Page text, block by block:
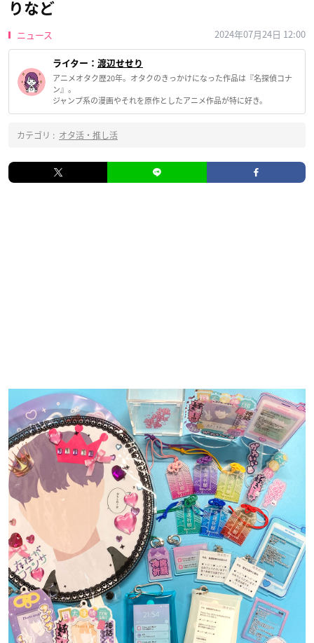
りなど
ニュース 2024年07月24日 12:00
ライター： 渡辺せせり
アニメオタク歴20年。オタクのきっかけになった作品は『名探偵コナ
ン』。
ジャンプ系の漫画やそれを原作としたアニメ作品が特に好き。
カテゴリ : オタ活・推し活